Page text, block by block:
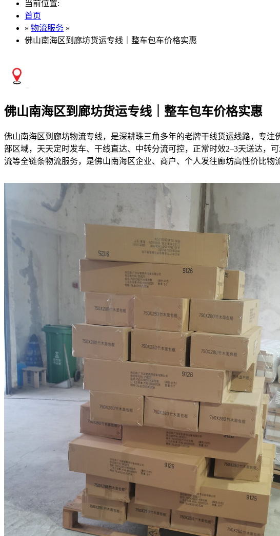
当前位置:
首页
» 物流服务 »
佛山南海区到廊坊货运专线｜整车包车价格实惠
佛山南海区到廊坊货运专线｜整车包车价格实惠
佛山南海区到廊坊物流专线，是深耕珠三角多年的老牌干线货运线路，专
部区域，天天定时发车、干线直达、中转分流可控，正常时效2–3天送达，
流等全链条物流服务，是佛山南海区企业、商户、个人发往廊坊高性价比物